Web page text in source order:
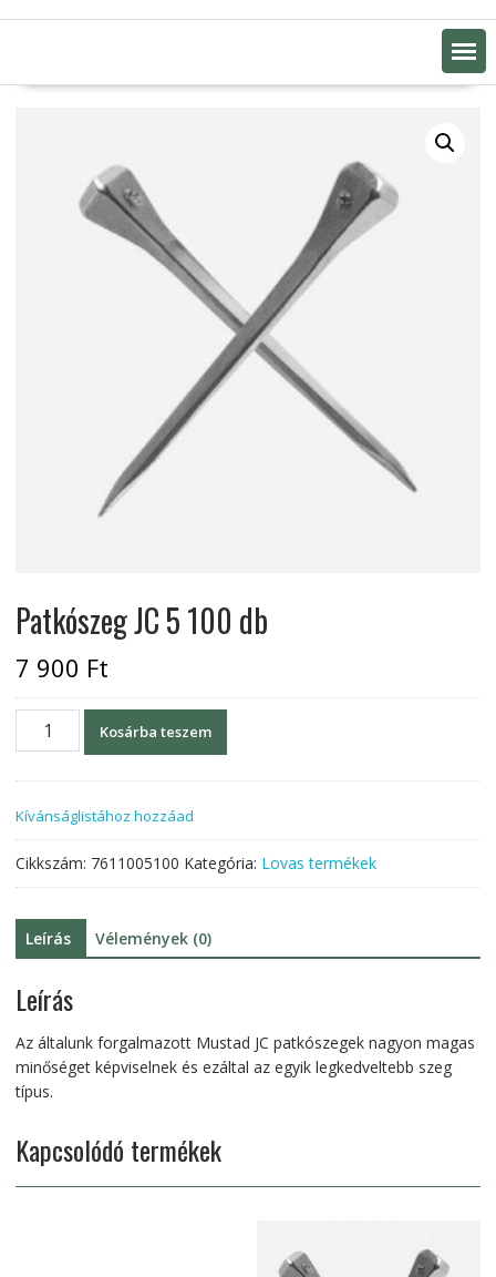
Patkószeg JC 5 100 db
7 900 Ft
Patkószeg
db
mennyiség
Kosárba teszem
Kívánságlistához hozzáad
Cikkszám: 7611005100 Kategória: Lovas termékek
Leírás Vélemények (0)
Leírás
Az általunk forgalmazott Mustad JC patkószegek nagyon magas
minőséget képviselnek és ezáltal az egyik legkedveltebb szeg
típus.
Kapcsolódó termékek